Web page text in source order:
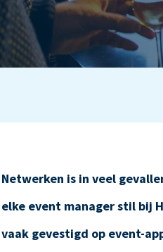
Netwerken is in veel
elke event manager stil bij
vaak gevestigd op event-